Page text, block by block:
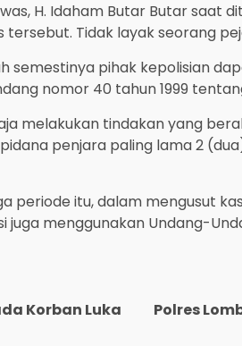
H. Idaham Butar Butar
Tidak layak seorang
semestinya pihak kepolisian
nomor 40 tahun 1999
melakukan tindakan yang
penjara paling lama 2
periode itu, dalam mengusut
juga menggunakan Undang-
Korban Luka
Polres